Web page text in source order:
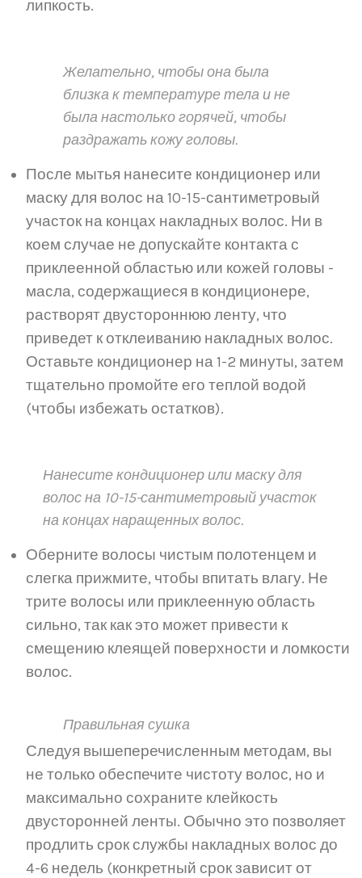
липкость.
Желательно, чтобы она была
близка к температуре тела и не
была настолько горячей, чтобы
раздражать кожу головы.
После мытья нанесите кондиционер или
маску для волос на 10-15-сантиметровый
участок на концах накладных волос. Ни в
коем случае не допускайте контакта с
приклеенной областью или кожей головы -
масла, содержащиеся в кондиционере,
растворят двустороннюю ленту, что
приведет к отклеиванию накладных волос.
Оставьте кондиционер на 1-2 минуты, затем
тщательно промойте его теплой водой
(чтобы избежать остатков).
Нанесите кондиционер или маску для
волос на 10-15-сантиметровый участок
на концах наращенных волос.
Оберните волосы чистым полотенцем и
слегка прижмите, чтобы впитать влагу. Не
трите волосы или приклеенную область
сильно, так как это может привести к
смещению клеящей поверхности и ломкости
волос.
Правильная сушка
Следуя вышеперечисленным методам, вы
не только обеспечите чистоту волос, но и
максимально сохраните клейкость
двусторонней ленты. Обычно это позволяет
продлить срок службы накладных волос до
4-6 недель (конкретный срок зависит от